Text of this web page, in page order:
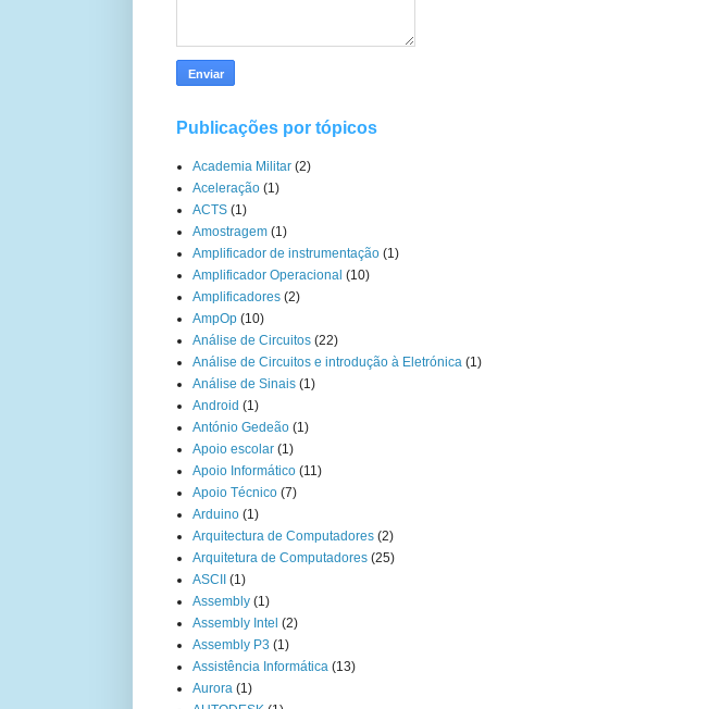
Publicações por tópicos
Academia Militar (2)
Aceleração (1)
ACTS (1)
Amostragem (1)
Amplificador de instrumentação (1)
Amplificador Operacional (10)
Amplificadores (2)
AmpOp (10)
Análise de Circuitos (22)
Análise de Circuitos e introdução à Eletrónica (1)
Análise de Sinais (1)
Android (1)
António Gedeão (1)
Apoio escolar (1)
Apoio Informático (11)
Apoio Técnico (7)
Arduino (1)
Arquitectura de Computadores (2)
Arquitetura de Computadores (25)
ASCII
(1)
Assembly (1)
Assembly Intel (2)
Assembly P3 (1)
Assistência Informática (13)
Aurora (1)